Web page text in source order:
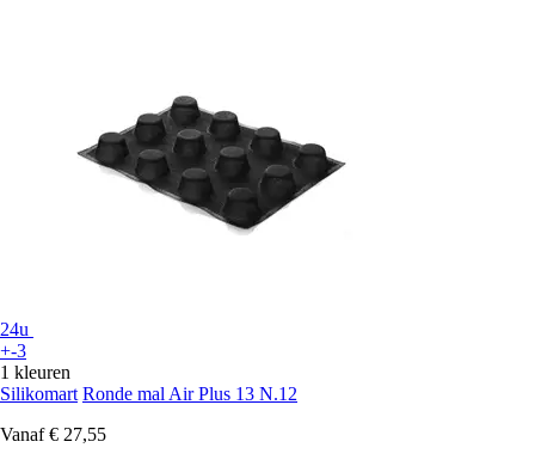
24u
+-3
1 kleuren
Silikomart Ronde mal Air Plus 13 N.12
Vanaf € 27,55